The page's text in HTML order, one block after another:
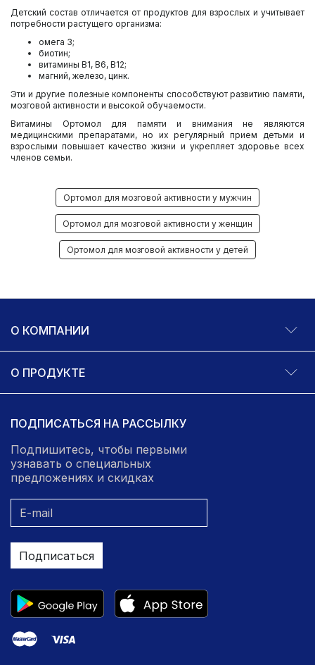
Детский состав отличается от продуктов для взрослых и учитывает
потребности растущего организма:
омега 3;
биотин;
витамины В1, В6, В12;
магний, железо, цинк.
Эти и другие полезные компоненты способствуют развитию памяти,
мозговой активности и высокой обучаемости.
Витамины Ортомол для памяти и внимания не являются
медицинскими препаратами, но их регулярный прием детьми и
взрослыми повышает качество жизни и укрепляет здоровье всех
членов семьи.
Ортомол для мозговой активности у мужчин
Ортомол для мозговой активности у женщин
Ортомол для мозговой активности у детей
О КОМПАНИИ
О ПРОДУКТЕ
ПОДПИСАТЬСЯ НА РАССЫЛКУ
Подпишитесь, чтобы первыми
узнавать о специальных
предложениях и скидках
Подписаться